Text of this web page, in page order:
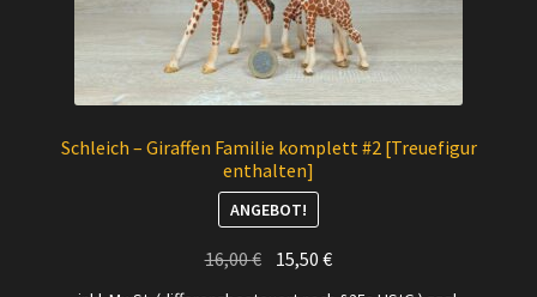
Schleich – Giraffen Familie komplett #2 [Treuefigur
enthalten]
ANGEBOT!
16,00€ Ursprünglicher
15,50€Aktueller